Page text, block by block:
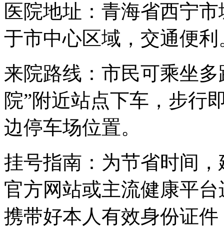
医院地址：青海省西宁
于市中心区域，交通便利
来院路线：市民可乘坐
院”附近站点下车，步行
边停车场位置。
挂号指南：为节省时间
官方网站或主流健康平
携带好本人有效身份证